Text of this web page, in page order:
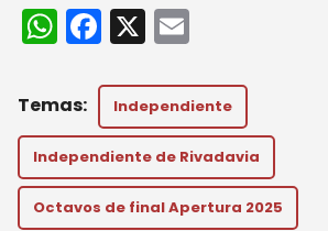
W
h
a
ts
A
p
F
a
c
e
b
o
X
ai
l
Independiente
Independiente de Rivadavia
Octavos de final Apertura 2025